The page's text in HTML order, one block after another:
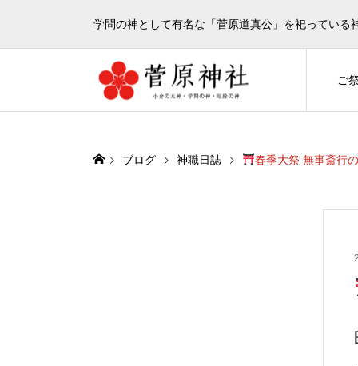
学問の神として有名な「菅原道真公」を祀っている
ご
ブログ 神職日誌 春季大祭 無事斎行